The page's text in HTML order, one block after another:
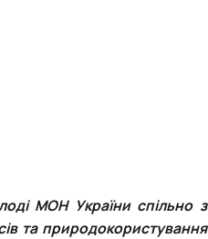
МОН України спільно з
та природокористування